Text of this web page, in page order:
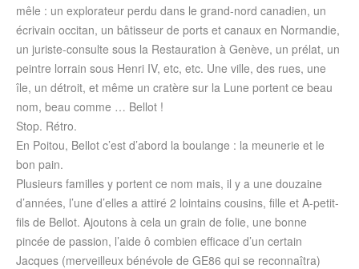
mêle : un explorateur perdu dans le grand-nord canadien, un
écrivain occitan, un bâtisseur de ports et canaux en Normandie,
un juriste-consulte sous la Restauration à Genève, un prélat, un
peintre lorrain sous Henri IV, etc, etc. Une ville, des rues, une
île, un détroit, et même un cratère sur la Lune portent ce beau
nom, beau comme … Bellot !
Stop. Rétro.
En Poitou, Bellot c’est d’abord la boulange : la meunerie et le
bon pain.
Plusieurs familles y portent ce nom mais, il y a une douzaine
d’années, l’une d’elles a attiré 2 lointains cousins, fille et A-petit-
fils de Bellot. Ajoutons à cela un grain de folie, une bonne
pincée de passion, l’aide ô combien efficace d’un certain
Jacques (merveilleux bénévole de GE86 qui se reconnaîtra)